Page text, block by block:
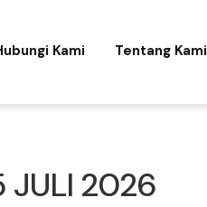
Kami Tentang Kami
JULI 2026